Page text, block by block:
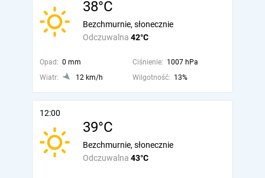
38°C
Odczuwalna 42°C
Bezchmurnie, słonecznie
Opad: 0 mm Ciśnienie: 1007 hPa
Wiatr:
12 km/h Wilgotność: 13%
12:00
39°C
Odczuwalna 43°C
Bezchmurnie, słonecznie